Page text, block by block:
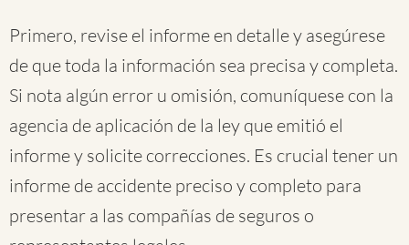
Primero, revise el informe en detalle y asegúrese
de que toda la información sea precisa y completa.
Si nota algún error u omisión, comuníquese con la
agencia de aplicación de la ley que emitió el
informe y solicite correcciones. Es crucial tener un
informe de accidente preciso y completo para
presentar a las compañías de seguros o